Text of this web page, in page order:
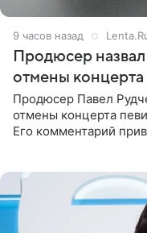
9 часов назад
Продюсер
отмены концерта
Продюсер Павел
отмены концерта
Его комментарий